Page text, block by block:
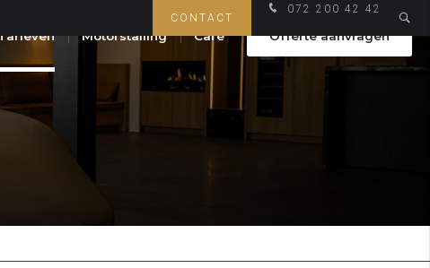
072 200 42 42
CONTACT
Tarieven Motorstalling Care Offerte aanvragen